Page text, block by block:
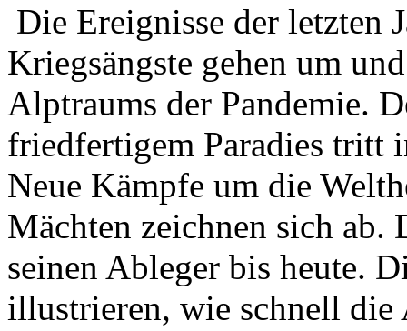
Die Ereignisse der letzten
Kriegsängste gehen um
Alptraums der Pandemie.
friedfertigem Paradies tritt
Neue Kämpfe um die
Mächten zeichnen sich
seinen Ableger bis heute.
illustrieren, wie schnell die